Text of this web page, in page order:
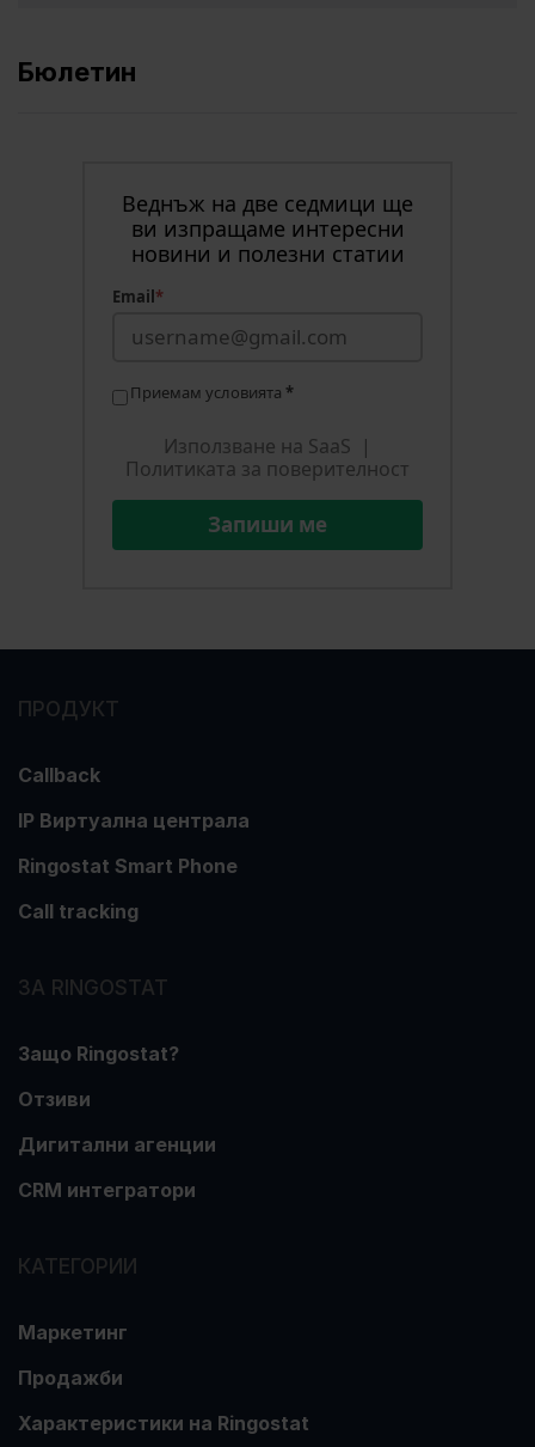
Бюлетин
Веднъж на две седмици ще
ви изпращаме интересни
новини и полезни статии
Email*
Приемам условията *
Използване на SaaS |
Политиката за поверителност
Запиши ме
ПРОДУКТ
Callback
IP Виртуална централа
Ringostat Smart Phone
Call tracking
ЗА RINGOSTAT
Защо Ringostat?
Отзиви
Дигитални агенции
CRM интегратори
КАТЕГОРИИ
Маркетинг
Продажби
Характеристики на Ringostat